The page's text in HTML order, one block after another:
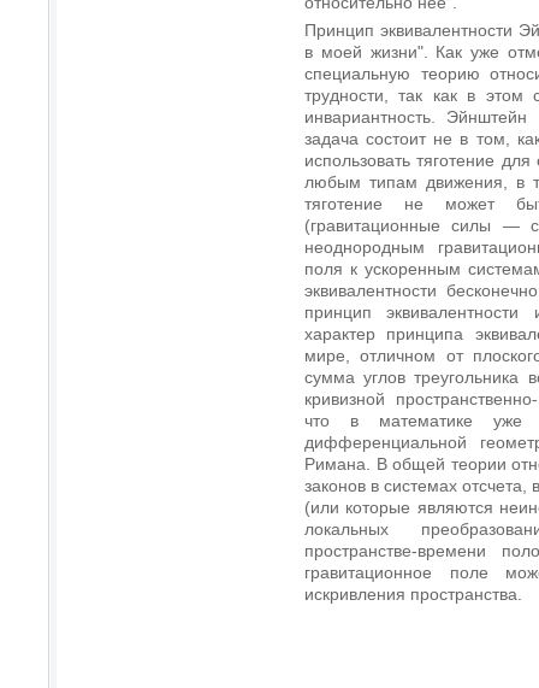
Принцип эквивалентности
в моей жизни". Как уже
специальную теорию
трудности, так как в этом
инвариантность.
задача состоит не в том,
использовать тяготение
любым типам движения, в
тяготение не может
(гравитационные силы —
неоднородным
поля к ускоренным
эквивалентности
принцип
характер принципа
мире, отличном от
сумма углов
кривизной
что в математике уже
дифференциальной
Римана. В общей теории
законов в системах
(или которые являются
локальных
пространстве-времени
гравитационное поле
искривления пространства.